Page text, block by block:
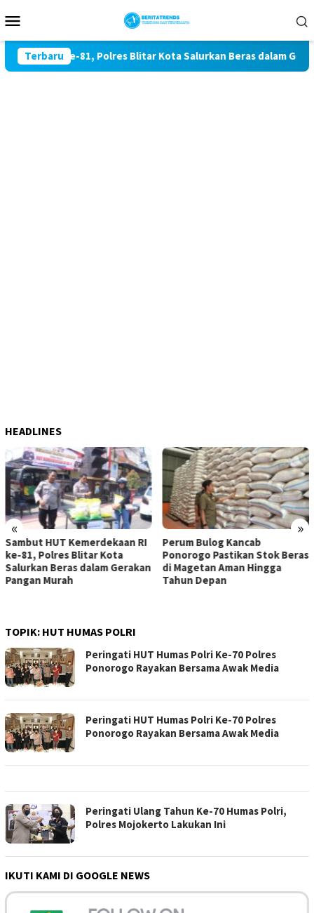
ke
Mobile
Terbaru
RI ke-81, Polres Blitar Kota Salurkan Beras dalam Gerakan
HEADLINES
« »
Perum Bulog Kancab
Ponorogo Pastikan Stok Beras
di Magetan Aman Hingga
Tahun Depan
ITB Terapkan Nilai Kearifan
Lokal sebagai Landasan
Penanganan Pascabencana di
Tanjung Pura, Sumatera
TOPIK: HUT HUMAS POLRI
Peringati HUT Humas Polri Ke-70 Polres
Ponorogo Rayakan Bersama Awak Media
Peringati HUT Humas Polri Ke-70 Polres
Ponorogo Rayakan Bersama Awak Media
Peringati Ulang Tahun Ke-70 Humas Polri,
Polres Mojokerto Lakukan Ini
IKUTI KAMI DI GOOGLE NEWS